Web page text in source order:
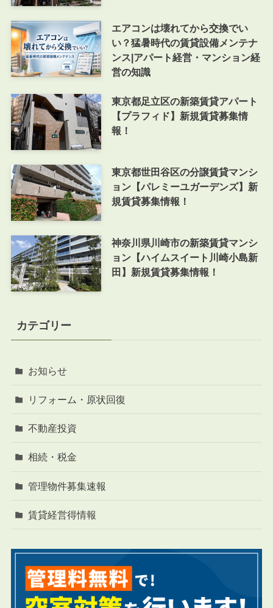
エアコンは壊れてから交換でい
い？猛暑時代の賃貸設備メンテナ
ンス|アパート経営・マンション経
営の知識
東京都足立区の新築賃貸アパート
【プラフィド】新規賃貸募集情
報！
東京都世田谷区の分譲賃貸マンシ
ョン【パレミーユガーデンズ】新
規賃貸募集情報！
神奈川県川崎市の新築賃貸マンシ
ョン【ハイムスイート川崎小島新
田】新規賃貸募集情報！
カテゴリー
お知らせ
リフォーム・原状回復
不動産投資
相続・税金
管理物件募集速報
賃貸経営得情報